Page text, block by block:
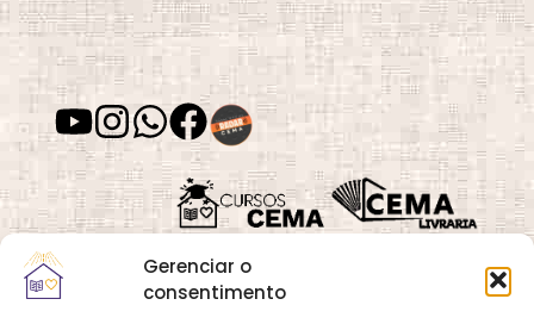
Gerenciar o
consentimento